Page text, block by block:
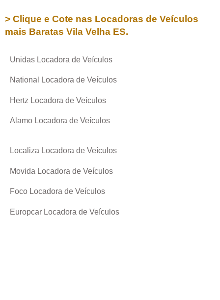
> Clique e Cote nas Locadoras de Veículos
mais Baratas Vila Velha ES.
Unidas Locadora de Veículos
National Locadora de Veículos
Hertz Locadora de Veículos
Alamo Locadora de Veículos
Localiza Locadora de Veículos
Movida Locadora de Veículos
Foco Locadora de Veículos
Europcar Locadora de Veículos